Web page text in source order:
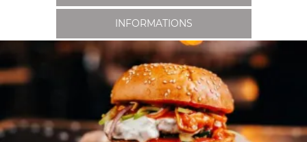
INFORMATIONS